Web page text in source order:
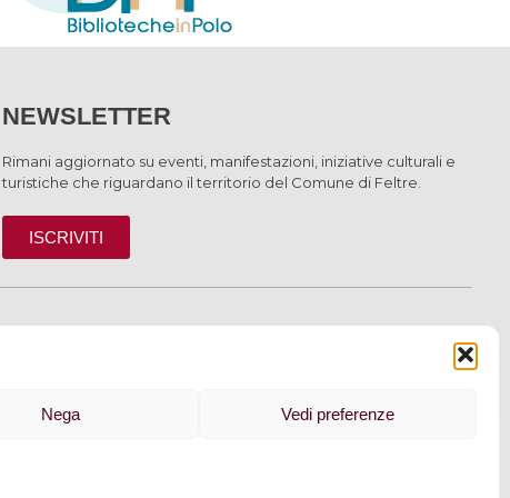
Nega Vedi preferenze
NEWSLETTER
Rimani aggiornato su eventi, manifestazioni, iniziative culturali e
turistiche che riguardano il territorio del Comune di Feltre.
ISCRIVITI